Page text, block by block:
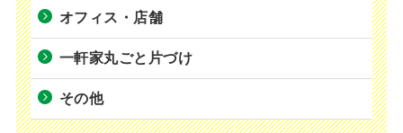
オフィス・店舗
一軒家丸ごと片づけ
その他